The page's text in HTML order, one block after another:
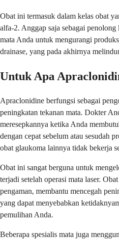
Obat ini termasuk dalam kelas obat
alfa-2. Anggap saja sebagai
mata Anda untuk mengurangi
drainase, yang pada akhirnya
Untuk Apa
Apraclonidine berfungsi sebagai
peningkatan tekanan mata. Dokter
meresepkannya ketika Anda
dengan cepat sebelum atau sesudah
obat glaukoma lainnya tidak bekerja
Obat ini sangat berguna untuk
terjadi setelah operasi mata laser.
pengaman, membantu mencegah
yang dapat menyebabkan
pemulihan Anda.
Beberapa spesialis mata juga